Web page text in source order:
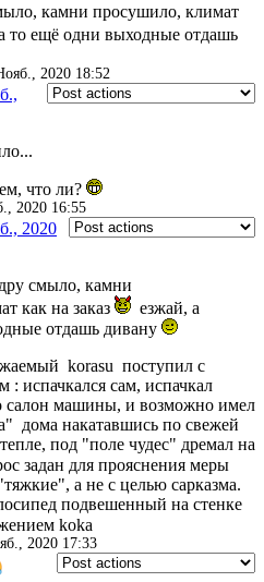
камни просушило, климат
то ещё одни выходные отдашь
2020 18:52
что ли?
2020 16:55
2020
смыло, камни
как на заказ
езжай, а
отдашь дивану
korasu поступил с
испачкался сам, испачкал
салон машины, и возможно имел
дома накатавшись по свежей
под "поле чудес" дремал на
задан для прояснения меры
а не с целью сарказма.
подвешенный на стенке
koka
2020 17:33